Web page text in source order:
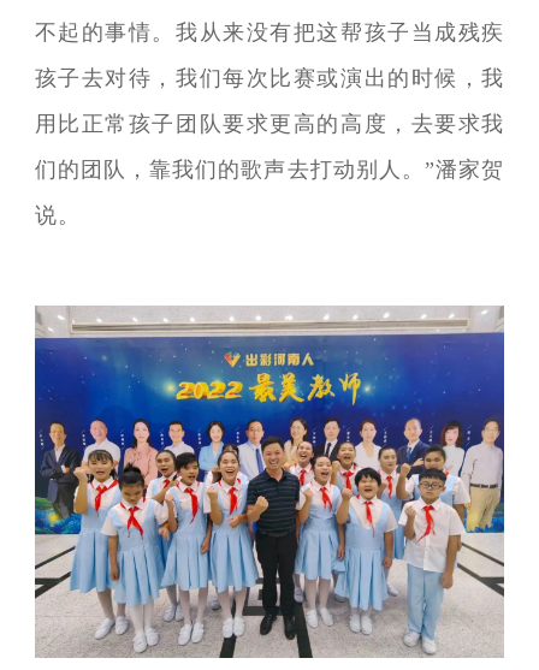
不起的事情。我从来没有把这帮孩子当成残疾
孩子去对待，我们每次比赛或演出的时候，我
用比正常孩子团队要求更高的高度，去要求我
们的团队，靠我们的歌声去打动别人。”潘家贺
说。